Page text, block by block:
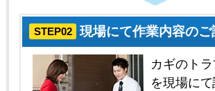
STEP02 現場にて作業内容のご
カギのト
を現場に